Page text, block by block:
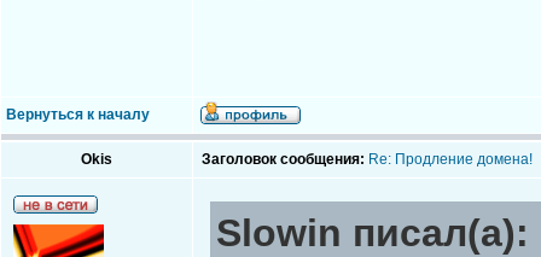
Вернуться к началу
Okis Заголовок сообщения: Re: Продление домена!
Slowin писал(а):